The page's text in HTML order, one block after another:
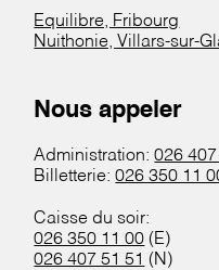
Equilibre, Fribourg
Nuithonie, Villars-sur-
Nous appeler
Administration:026 407
Billetterie:026 350 11
Caisse du soir:
026 350 11 00 (E)
026 407 51 51 (N)